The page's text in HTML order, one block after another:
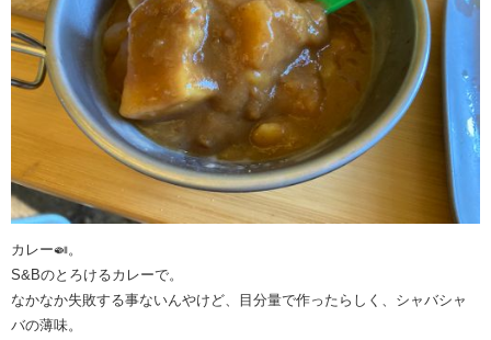
カレー🍛。
S&Bのとろけるカレーで。
なかなか失敗する事ないんやけど、目分量で作ったらしく、シャバシャ
バの薄味。